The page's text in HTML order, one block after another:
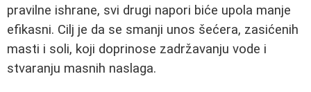
pravilne ishrane, svi drugi napori biće upola manje
efikasni. Cilj je da se smanji unos šećera, zasićenih
masti i soli, koji doprinose zadržavanju vode i
stvaranju masnih naslaga.